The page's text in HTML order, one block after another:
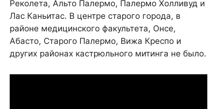
Реколета, Альто Палермо, Палермо Холливуд и
Лас Каньитас. В центре старого города, в
районе медицинского факультета, Онсе,
Абасто, Старого Палермо, Вижа Креспо и
других районах кастрюльного митинга не было.